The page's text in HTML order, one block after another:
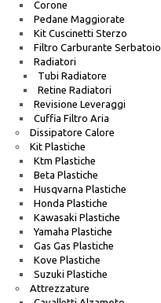
Corone
Pedane Maggiorate
Kit Cuscinetti Sterzo
Filtro Carburante Serbatoio
Radiatori
Tubi Radiatore
Retine Radiatori
Revisione Leveraggi
Cuffia Filtro Aria
Dissipatore Calore
Kit Plastiche
Ktm Plastiche
Beta Plastiche
Husqvarna Plastiche
Honda Plastiche
Kawasaki Plastiche
Yamaha Plastiche
Gas Gas Plastiche
Kove Plastiche
Suzuki Plastiche
Attrezzature